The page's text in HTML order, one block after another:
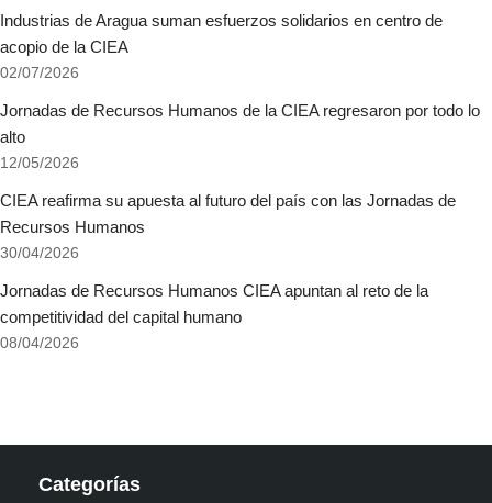
Industrias de Aragua suman esfuerzos solidarios en centro de
acopio de la CIEA
02/07/2026
Jornadas de Recursos Humanos de la CIEA regresaron por todo lo
alto
12/05/2026
CIEA reafirma su apuesta al futuro del país con las Jornadas de
Recursos Humanos
30/04/2026
Jornadas de Recursos Humanos CIEA apuntan al reto de la
competitividad del capital humano
08/04/2026
Categorías